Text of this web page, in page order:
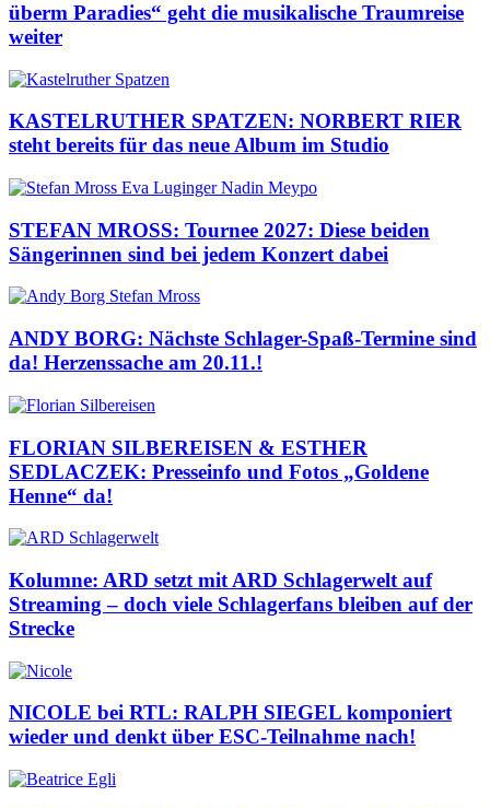
überm Paradies“ geht die musikalische Traumreise
weiter
KASTELRUTHER SPATZEN: NORBERT RIER
steht bereits für das neue Album im Studio
STEFAN MROSS: Tournee 2027: Diese beiden
Sängerinnen sind bei jedem Konzert dabei
ANDY BORG: Nächste Schlager-Spaß-Termine sind
da! Herzenssache am 20.11.!
FLORIAN SILBEREISEN & ESTHER
SEDLACZEK: Presseinfo und Fotos „Goldene
Henne“ da!
Kolumne: ARD setzt mit ARD Schlagerwelt auf
Streaming – doch viele Schlagerfans bleiben auf der
Strecke
NICOLE bei RTL: RALPH SIEGEL komponiert
wieder und denkt über ESC-Teilnahme nach!